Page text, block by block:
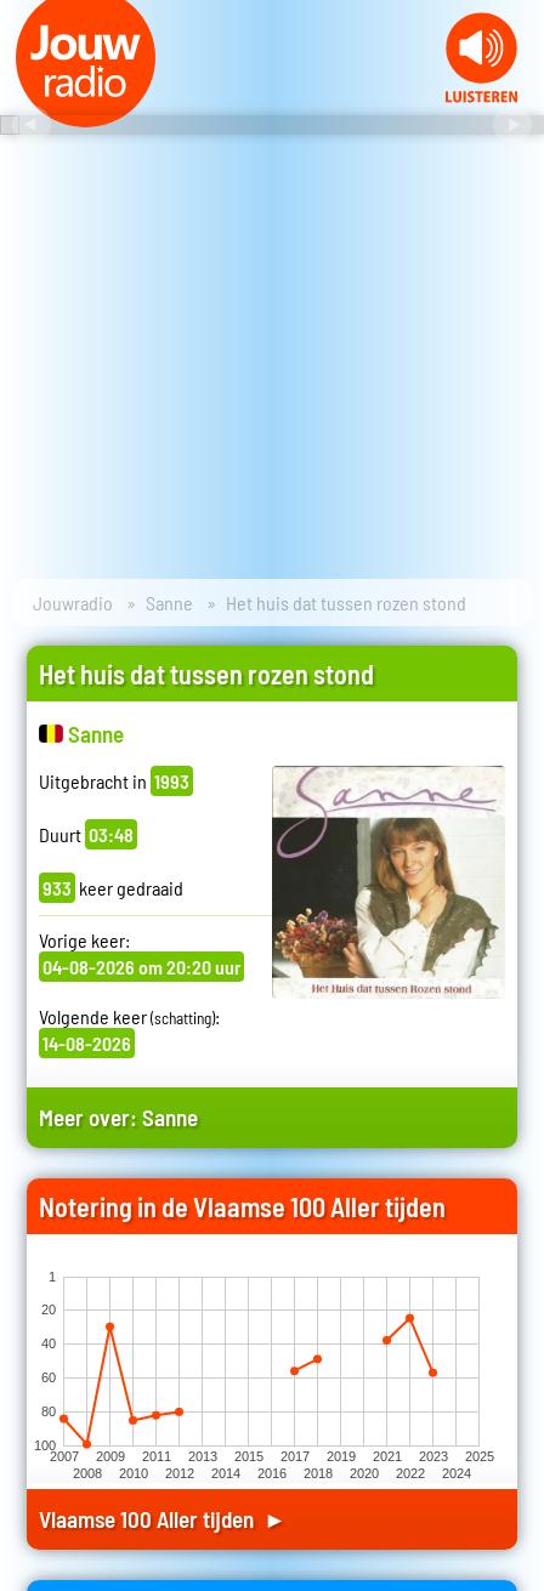
Jouwradio Sanne Het huis dat tussen rozen stond
Het huis dat tussen rozen stond
Sanne
Uitgebracht in 1993
Duurt 03:48
933 keer gedraaid
Vorige keer:
04-08-2026 om 20:20 uur
Volgende keer(schatting):
14-08-2026
Meer over:Sanne
Notering in de Vlaamse 100 Aller tijden
2007
2008
2009
2010
2011
2012
2013
2014
2015
2016
2017
2018
2019
2020
2021
2022
2023
2024
2025
1
20
40
60
80
100
Vlaamse 100 Aller tijden ►